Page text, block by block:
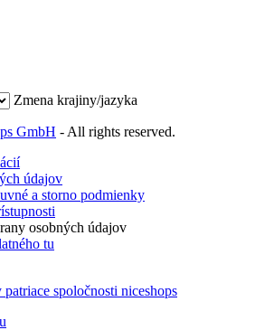
Zmena krajiny/jazyka
GmbH - All rights reserved.
údajov
a storno podmienky
osobných údajov
tu
spoločnosti niceshops